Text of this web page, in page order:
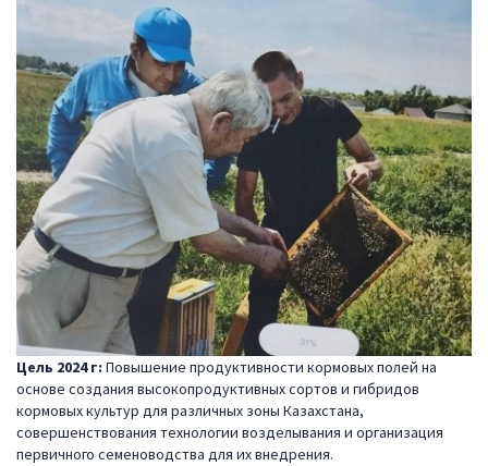
Цель 2024 г: Повышение продуктивности кормовых полей на
основе создания высокопродуктивных сортов и гибридов
кормовых культур для различных зоны Казахстана,
совершенствования технологии возделывания и организация
первичного семеноводства для их внедрения.